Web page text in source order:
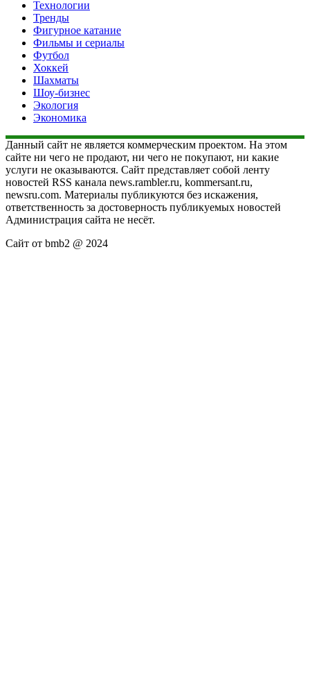
Технологии
Тренды
Фигурное катание
Фильмы и сериалы
Футбол
Хоккей
Шахматы
Шоу-бизнес
Экология
Экономика
Данный сайт не является коммерческим проектом. На этом
сайте ни чего не продают, ни чего не покупают, ни какие
услуги не оказываются. Сайт представляет собой ленту
новостей RSS канала news.rambler.ru, kommersant.ru,
newsru.com. Материалы публикуются без искажения,
ответственность за достоверность публикуемых новостей
Администрация сайта не несёт.
Сайт от bmb2 @ 2024